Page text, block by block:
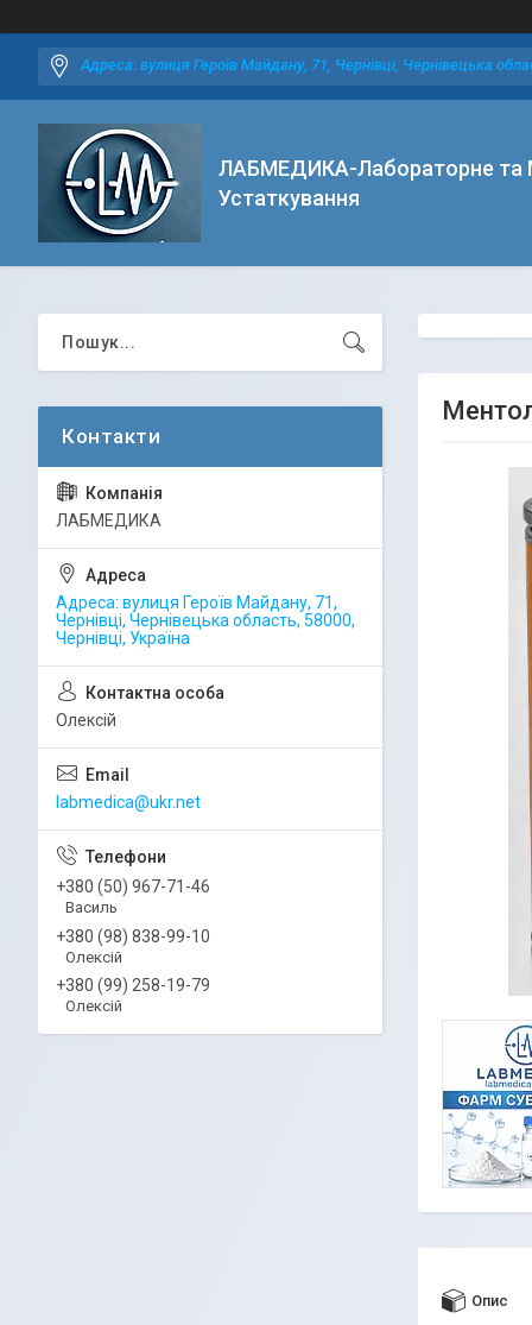
Адреса: вулиця Героїв Майдану, 71, Чернівці, Чернівецька
ЛАБМЕДИКА-Лабораторне та
Устаткування
Опис
ЛАБМЕДИКА
Адреса: вулиця Героїв Майдану, 71,
Чернівці, Чернівецька область, 58000,
Чернівці, Україна
Олексій
labmedica@ukr.net
+380 (50) 967-71-46
Василь
+380 (98) 838-99-10
Олексій
+380 (99) 258-19-79
Олексій